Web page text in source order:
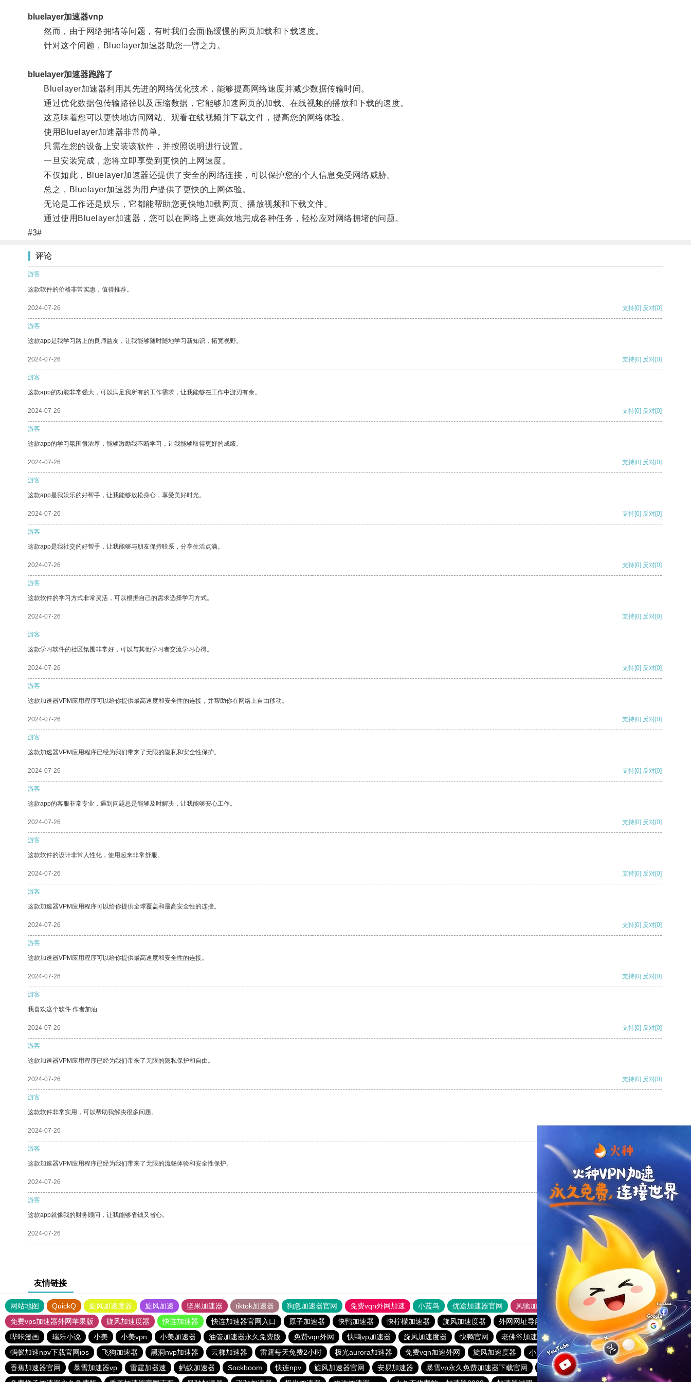
bluelayer加速器vnp
然而，由于网络拥堵等问题，有时我们会面临缓慢的网页加载和下载速度。
针对这个问题，Bluelayer加速器助您一臂之力。
bluelayer加速器跑路了
Bluelayer加速器利用其先进的网络优化技术，能够提高网络速度并减少数据传输时间。
通过优化数据包传输路径以及压缩数据，它能够加速网页的加载、在线视频的播放和下载的速度。
这意味着您可以更快地访问网站、观看在线视频并下载文件，提高您的网络体验。
使用Bluelayer加速器非常简单。
只需在您的设备上安装该软件，并按照说明进行设置。
一旦安装完成，您将立即享受到更快的上网速度。
不仅如此，Bluelayer加速器还提供了安全的网络连接，可以保护您的个人信息免受网络威胁。
总之，Bluelayer加速器为用户提供了更快的上网体验。
无论是工作还是娱乐，它都能帮助您更快地加载网页、播放视频和下载文件。
通过使用Bluelayer加速器，您可以在网络上更高效地完成各种任务，轻松应对网络拥堵的问题。
#3#
评论
游客
这款软件的价格非常实惠，值得推荐。
2024-07-26 支持[0] 反对[0]
游客
这款app是我学习路上的良师益友，让我能够随时随地学习新知识，拓宽视野。
2024-07-26 支持[0] 反对[0]
游客
这款app的功能非常强大，可以满足我所有的工作需求，让我能够在工作中游刃有余。
2024-07-26 支持[0] 反对[0]
游客
这款app的学习氛围很浓厚，能够激励我不断学习，让我能够取得更好的成绩。
2024-07-26 支持[0] 反对[0]
游客
这款app是我娱乐的好帮手，让我能够放松身心，享受美好时光。
2024-07-26 支持[0] 反对[0]
游客
这款app是我社交的好帮手，让我能够与朋友保持联系，分享生活点滴。
2024-07-26 支持[0] 反对[0]
游客
这款软件的学习方式非常灵活，可以根据自己的需求选择学习方式。
2024-07-26 支持[0] 反对[0]
游客
这款学习软件的社区氛围非常好，可以与其他学习者交流学习心得。
2024-07-26 支持[0] 反对[0]
游客
这款加速器VPM应用程序可以给你提供最高速度和安全性的连接，并帮助你在网络上自由移动。
2024-07-26 支持[0] 反对[0]
游客
这款加速器VPM应用程序已经为我们带来了无限的隐私和安全性保护。
2024-07-26 支持[0] 反对[0]
游客
这款app的客服非常专业，遇到问题总是能够及时解决，让我能够安心工作。
2024-07-26 支持[0] 反对[0]
游客
这款软件的设计非常人性化，使用起来非常舒服。
2024-07-26 支持[0] 反对[0]
游客
这款加速器VPM应用程序可以给你提供全球覆盖和最高安全性的连接。
2024-07-26 支持[0] 反对[0]
游客
这款加速器VPM应用程序可以给你提供最高速度和安全性的连接。
2024-07-26 支持[0] 反对[0]
游客
我喜欢这个软件 作者加油
2024-07-26 支持[0] 反对[0]
游客
这款加速器VPM应用程序已经为我们带来了无限的隐私保护和自由。
2024-07-26 支持[0] 反对[0]
游客
这款软件非常实用，可以帮助我解决很多问题。
2024-07-26
游客
这款加速器VPM应用程序已经为我们带来了无限的流畅体验和安全性保护。
2024-07-26 支持 [0] 反对[0]
游客
这款app就像我的财务顾问，让我能够省钱又省心。
2024-07-26 支持
友情链接
网站地图 QuickQ 旋风加速度器 旋风加速 坚果加速器 tiktok加速器 狗急加速器官网 免费vqn外网加速 小蓝鸟 优途加速器官网 风驰加速器
旋风加速器
免费vps加速器外网苹果版
旋风加速度器 快连加速器 快连加速器官网入口 原子加速器 快鸭加速器 快柠檬加速器 旋风加速度器 外网网址导航 软件中心 雷霆加速
狂飙加速器
哔咔漫画
瑞乐小说 小美 小美vpn 小美加速器 油管加速器永久免费版 免费vqn外网 快鸭vp加速器 旋风加速度器 快鸭官网 老佛爷加速器 旋风加速度器
极光vqn官网
蚂蚁加速npv下载官网ios
飞狗加速器 黑洞nvp加速器 云梯加速器 雷霆每天免费2小时 极光aurora加速器 免费vqn加速外网 旋风加速度器 小蓝鸟pvn加速器
飞机加速器
香蕉加速器官网
暴雪加速器vp 雷霆加器速 蚂蚁加速器 Sockboom 快连npv 旋风加速器官网 安易加速器 暴雪vp永久免费加速器下载官网 黑豹加速器
爬梯子加速器